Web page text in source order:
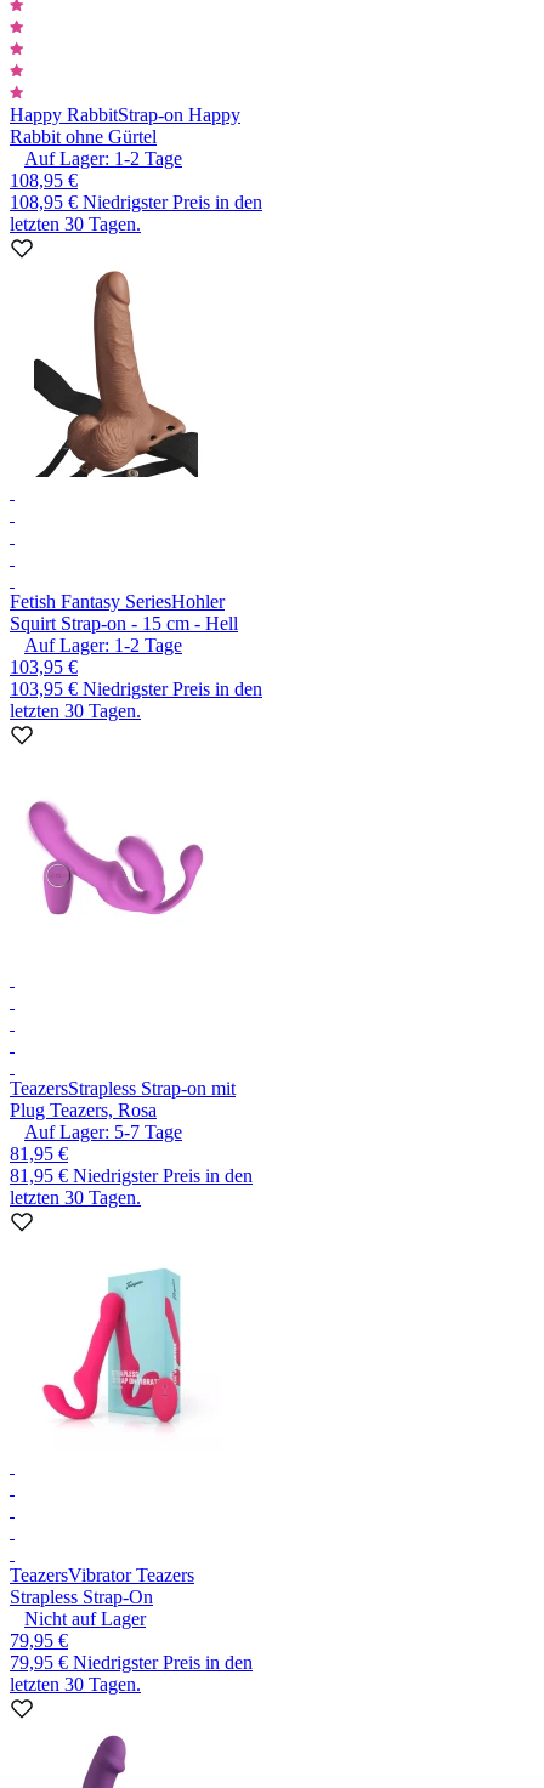
Happy RabbitStrap-on Happy
Rabbit ohne Gürtel
Auf Lager: 1-2 Tage
108,95 €
108,95 € Niedrigster Preis in den
letzten 30 Tagen.
Fetish Fantasy SeriesHohler
Squirt Strap-on - 15 cm - Hell
Auf Lager: 1-2 Tage
103,95 €
103,95 € Niedrigster Preis in den
letzten 30 Tagen.
TeazersStrapless Strap-on mit
Plug Teazers, Rosa
Auf Lager: 5-7 Tage
81,95 €
81,95 € Niedrigster Preis in den
letzten 30 Tagen.
TeazersVibrator Teazers
Strapless Strap-On
Nicht auf Lager
79,95 €
79,95 € Niedrigster Preis in den
letzten 30 Tagen.